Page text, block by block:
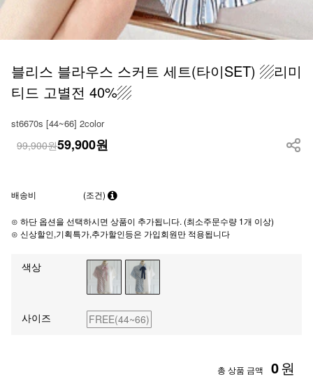
블리스 블라우스 스커트 세트(타이SET) ▨리미
티드 고별전 40%▨
st6670s [44~66] 2color
99,900원59,900원
배송비 (조건)
⊙ 하단 옵션을 선택하시면 상품이 추가됩니다. (최소주문수량 1개 이상)
⊙ 신상할인,기획특가,추가할인등은 가입회원만 적용됩니다
색상
사이즈 FREE(44~66)
총 상품 금액 0원